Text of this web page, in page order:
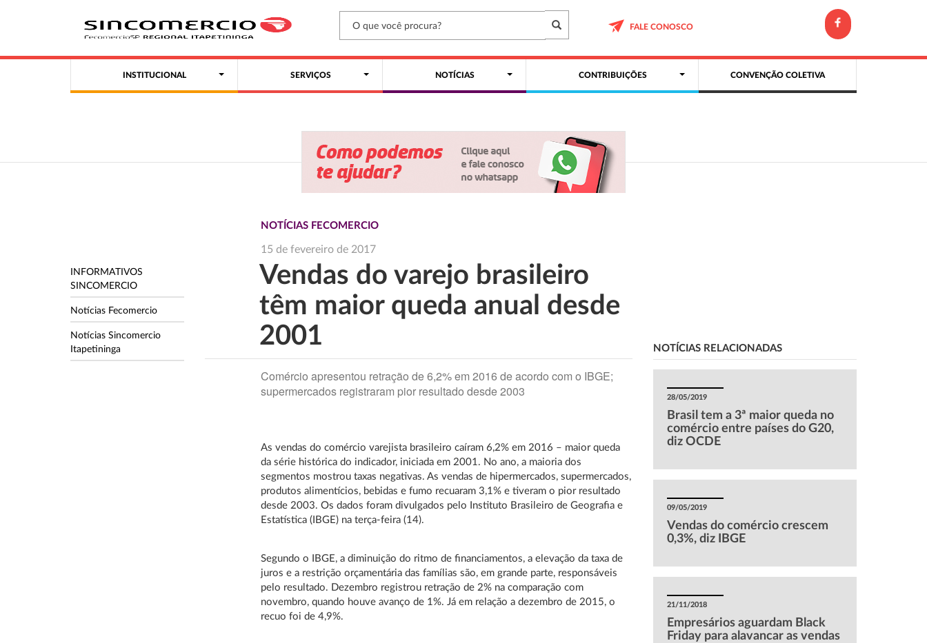
FALE CONOSCO
INSTITUCIONAL SERVIÇOS NOTÍCIAS CONTRIBUIÇÕES CONVENÇÃO COLETIVA
INFORMATIVOS
SINCOMERCIO
Notícias Fecomercio
Notícias Sincomercio
Itapetininga
NOTÍCIAS FECOMERCIO
15 de fevereiro de 2017
Vendas do varejo brasileiro
têm maior queda anual desde
2001
Comércio apresentou retração de 6,2% em 2016 de acordo com o IBGE;
supermercados registraram pior resultado desde 2003
As vendas do comércio varejista brasileiro caíram 6,2% em 2016 – maior queda
da série histórica do indicador, iniciada em 2001. No ano, a maioria dos
segmentos mostrou taxas negativas. As vendas de hipermercados, supermercados,
produtos alimentícios, bebidas e fumo recuaram 3,1% e tiveram o pior resultado
desde 2003. Os dados foram divulgados pelo Instituto Brasileiro de Geografia e
Estatística (IBGE) na terça-feira (14).
Segundo o IBGE, a diminuição do ritmo de financiamentos, a elevação da taxa de
juros e a restrição orçamentária das famílias são, em grande parte, responsáveis
pelo resultado. Dezembro registrou retração de 2% na comparação com
novembro, quando houve avanço de 1%. Já em relação a dezembro de 2015, o
recuo foi de 4,9%.
NOTÍCIAS RELACIONADAS
28/05/2019
Brasil tem a 3ª maior queda no
comércio entre países do G20,
diz OCDE
09/05/2019
Vendas do comércio crescem
0,3%, diz IBGE
21/11/2018
Empresários aguardam Black
Friday para alavancar as vendas